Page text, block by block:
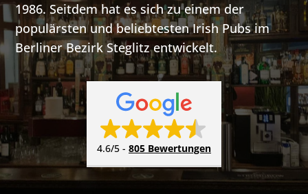
1986. Seitdem hat es sich zu einem der
populärsten und beliebtesten Irish Pubs im
Berliner Bezirk Steglitz entwickelt.
4.6/5 - 805 Bewertungen